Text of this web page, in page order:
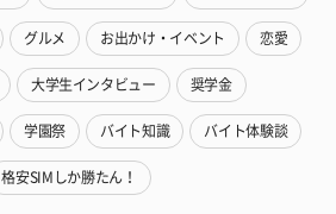
グルメ お出かけ・イベント 恋愛
大学生インタビュー 奨学金
学園祭 バイト知識 バイト体験談
格安SIMしか勝たん！